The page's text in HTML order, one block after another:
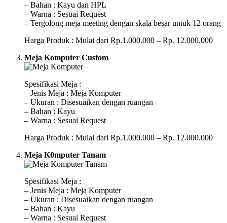
– Bahan : Kayu dan HPL
– Warna : Sesuai Request
– Tergolong meja meeting dengan skala besar untuk 12 orang
Harga Produk : Mulai dari Rp.1.000.000 – Rp. 12.000.000
Meja Komputer Custom
Spesifikasi Meja :
– Jenis Meja : Meja Komputer
– Ukuran : Disesuaikan dengan ruangan
– Bahan : Kayu
– Warna : Sesuai Request
Harga Produk : Mulai dari Rp.1.000.000 – Rp. 12.000.000
Meja K0mputer Tanam
Spesifikasi Meja :
– Jenis Meja : Meja Komputer
– Ukuran : Disesuaikan dengan ruangan
– Bahan : Kayu
– Warna : Sesuai Request